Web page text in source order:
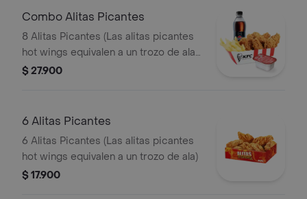
Combo Alitas Picantes
8 Alitas Picantes (Las alitas picantes
hot wings equivalen a un trozo de ala)
+ 1 Papa Pequeña + 1 Gaseosa PET
$ 27.900
6 Alitas Picantes
6 Alitas Picantes (Las alitas picantes
hot wings equivalen a un trozo de ala)
$ 17.900